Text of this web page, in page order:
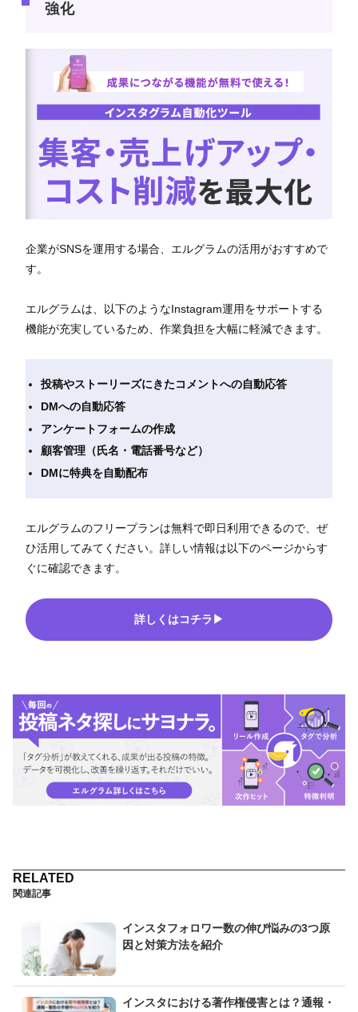
強化
企業がSNSを運用する場合、エルグラムの活用がおすすめで
す。
エルグラムは、以下のようなInstagram運用をサポートする
機能が充実しているため、作業負担を大幅に軽減できます。
投稿やストーリーズにきたコメントへの自動応答
DMへの自動応答
アンケートフォームの作成
顧客管理（氏名・電話番号など）
DMに特典を自動配布
エルグラムのフリープランは無料で即日利用できるので、ぜ
ひ活用してみてください。詳しい情報は以下のページからす
ぐに確認できます。
詳しくはコチラ▶
関連記事
インスタフォロワー数の伸び悩みの3つ原
因と対策方法を紹介
インスタにおける著作権侵害とは？通報・